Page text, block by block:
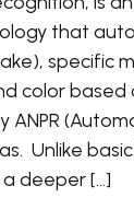
that
specific
color based
ANPR
Unlike
deeper […]